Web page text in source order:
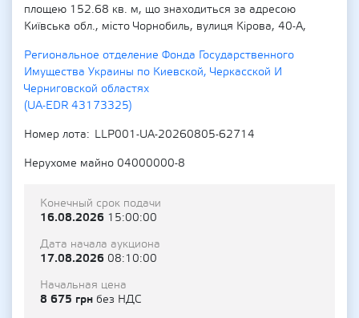
площею 152.68 кв. м, що знаходиться за адресою
Київська обл., місто Чорнобиль, вулиця Кірова, 40-А,
Региональное отделение Фонда Государственного
Имущества Украины по Киевской, Черкасской И
Черниговской областях
(UA-EDR 43173325)
Номер лота
LLP001-UA-20260805-62714
Нерухоме майно 04000000-8
Конечный срок подачи
16.08.2026 15:00:00
Дата начала аукциона
17.08.2026 08:10:00
Начальная цена
8 675 грн без НДС